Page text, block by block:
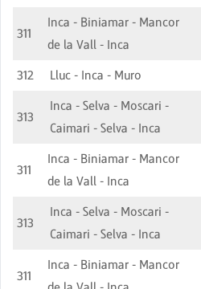
311
Inca - Biniamar - Mancor
de la Vall - Inca
312 Lluc - Inca - Muro
313
Inca - Selva - Moscari -
Caimari - Selva - Inca
311
Inca - Biniamar - Mancor
de la Vall - Inca
313
Inca - Selva - Moscari -
Caimari - Selva - Inca
311
Inca - Biniamar - Mancor